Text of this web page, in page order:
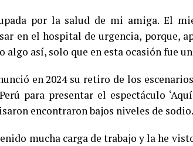
por la salud de mi amiga. El
en el hospital de urgencia, porque,
algo así, solo que en esta ocasión fue
en 2024 su retiro de los
para presentar el espectáculo
encontraron bajos niveles de sodio.
mucha carga de trabajo y la he